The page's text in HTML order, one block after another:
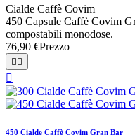
Cialde Caffè Covim
450 Capsule Caffè Covim
compostabili monodose.
76,90 €Prezzo
 

450 Cialde Caffè Covim Gran Bar